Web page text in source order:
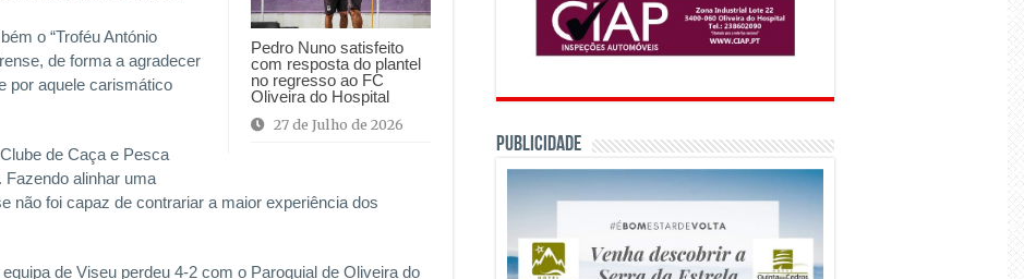
Pedro Nuno satisfeito
com resposta do plantel
no regresso ao FC
Oliveira do Hospital
27 de Julho de 2026
o “Troféu António
de forma a agradecer
por aquele carismático
de Caça e Pesca
Fazendo alinhar uma
não foi capaz de contrariar a maior experiência dos
de Viseu perdeu 4-2 com o Paroquial de Oliveira do
PUBLICIDADE